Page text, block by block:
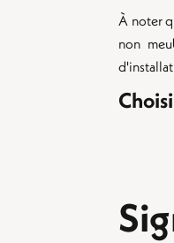
À noter
non